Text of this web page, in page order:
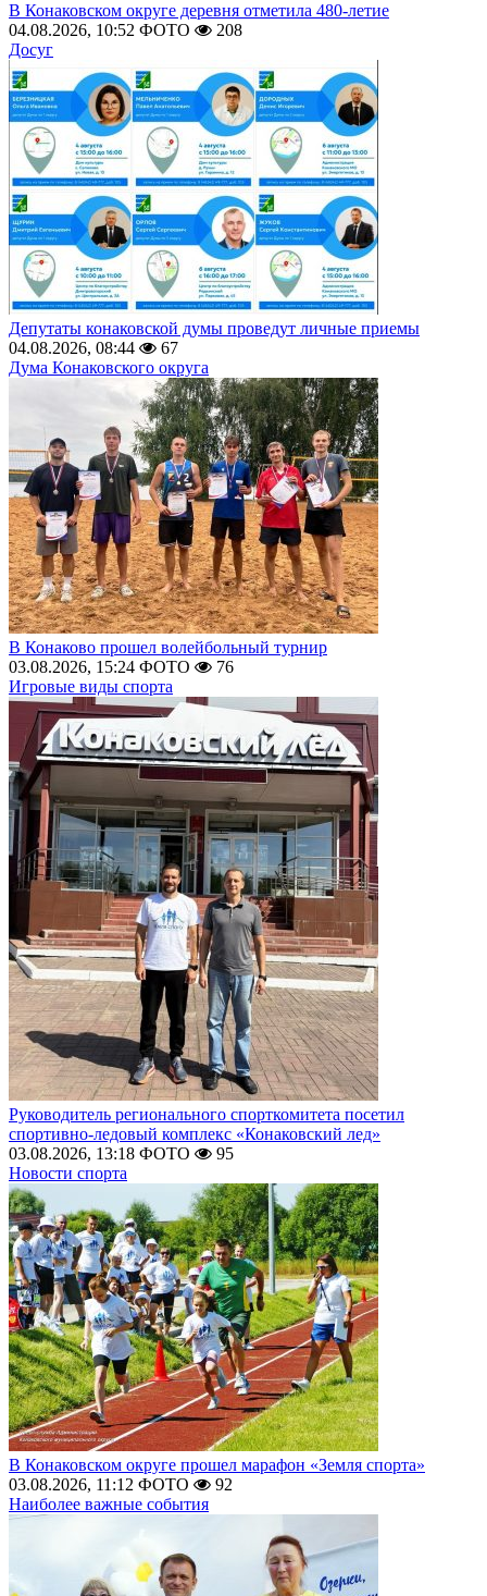
В Конаковском округе деревня отметила 480-летие
04.08.2026, 10:52 ФОТО
208
Досуг
Депутаты конаковской думы проведут личные приемы
04.08.2026, 08:44
67
Дума Конаковского округа
В Конаково прошел волейбольный турнир
03.08.2026, 15:24 ФОТО
76
Игровые виды спорта
Руководитель регионального спорткомитета посетил
спортивно-ледовый комплекс «Конаковский лед»
03.08.2026, 13:18 ФОТО
95
Новости спорта
В Конаковском округе прошел марафон «Земля спорта»
03.08.2026, 11:12 ФОТО
92
Наиболее важные события